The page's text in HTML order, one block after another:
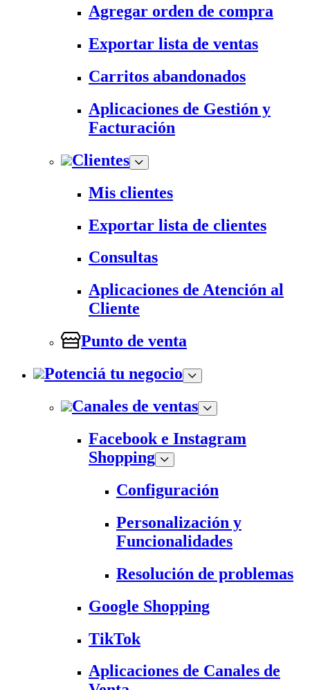
Agregar orden de compra
Exportar lista de ventas
Carritos abandonados
Aplicaciones de Gestión y
Facturación
Clientes
Mis clientes
Exportar lista de clientes
Consultas
Aplicaciones de Atención al
Cliente
Punto de venta
Potenciá tu negocio
Canales de ventas
Facebook e Instagram
Shopping
Configuración
Personalización y
Funcionalidades
Resolución de problemas
Google Shopping
TikTok
Aplicaciones de Canales de